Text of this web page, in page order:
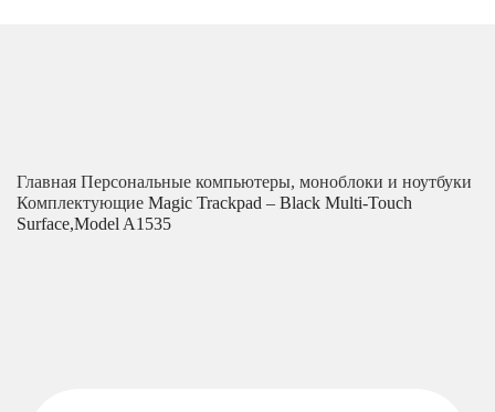
Главная Персональные компьютеры, моноблоки и ноутбуки
Комплектующие Magic Trackpad – Black Multi-Touch
Surface,Model A1535